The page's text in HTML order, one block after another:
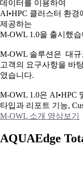
데이터를 이용하여
AI•HPC 클러스터 환
제공하는
M-OWL 1.0을 출시했습
M-OWL 솔루션은 대규
고객의 요구사항을 바
였습니다.
M-OWL 1.0은 AI•HPC
타입과 리포트 기능,
M-OWL 소개 영상보기
AQUAEdge